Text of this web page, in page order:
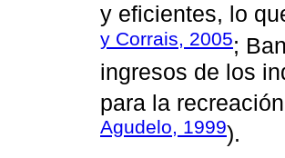
y eficientes, lo
y Corrais, 2005;
ingresos de los
para la
Agudelo, 1999).